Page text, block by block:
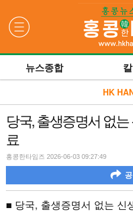
뉴스종합
HK
당국, 출생증명서 없
료
홍콩한타임즈 2026-06-03 09:27:49
■ 당국, 출생증명서 없는 신